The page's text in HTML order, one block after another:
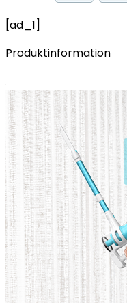
[ad_1]
Produktinformation